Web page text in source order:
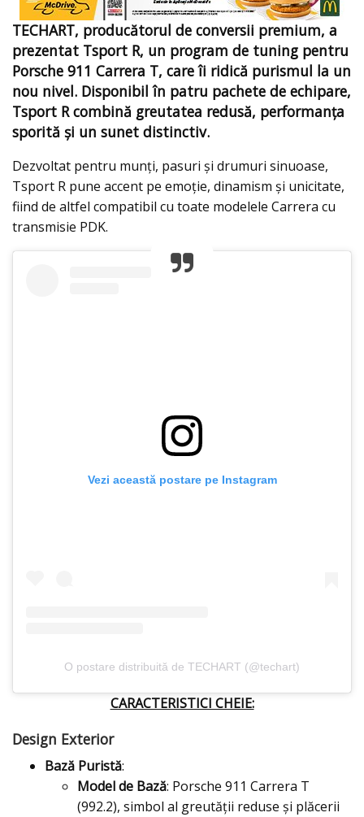
TECHART, producătorul de conversii premium, a
prezentat Tsport R, un program de tuning pentru
Porsche 911 Carrera T, care îi ridică purismul la un
nou nivel. Disponibil în patru pachete de echipare,
Tsport R combină greutatea redusă, performanța
sporită și un sunet distinctiv.
Dezvoltat pentru munți, pasuri și drumuri sinuoase,
Tsport R pune accent pe emoție, dinamism și unicitate,
fiind de altfel compatibil cu toate modelele Carrera cu
transmisie PDK.
Vezi această postare pe Instagram
O postare distribuită de TECHART (@techart)
CARACTERISTICI CHEIE:
Design Exterior
Bază Puristă:
Model de Bază: Porsche 911 Carrera T
(992.2), simbol al greutății reduse și plăcerii